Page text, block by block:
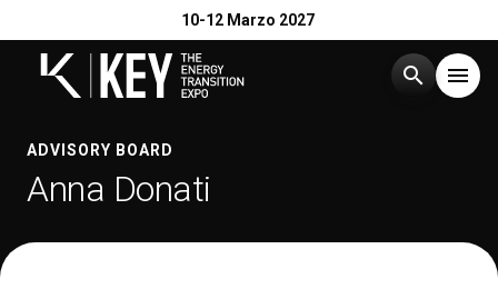
10-12 Marzo 2027
search menu
Menù
ADVISORY BOARD
Anna Donati